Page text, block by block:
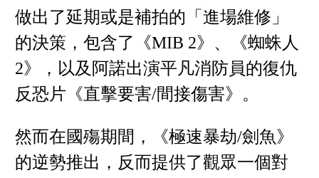
做出了延期或是補拍的「進場維修」
的決策，包含了《MIB 2》、《蜘蛛人
2》，以及阿諾出演平凡消防員的復仇
反恐片《直擊要害/間接傷害》。
然而在國殤期間，《極速暴劫/劍魚》
的逆勢推出，反而提供了觀眾一個對